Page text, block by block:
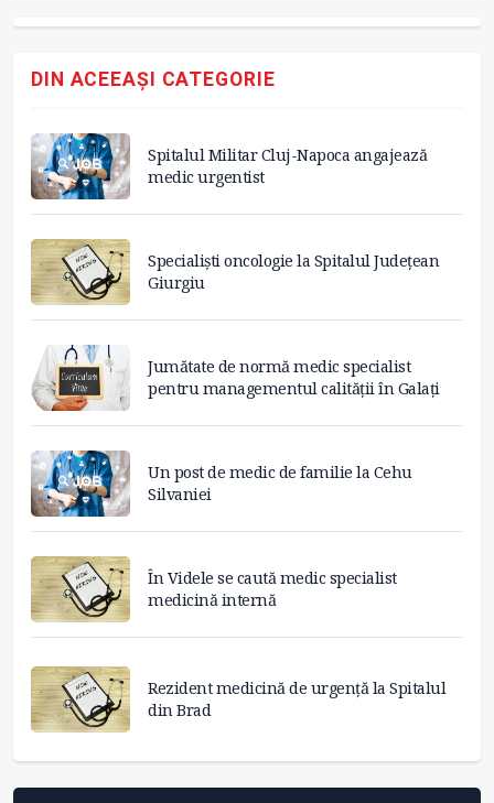
DIN ACEEAȘI CATEGORIE
Spitalul Militar Cluj-Napoca angajează
medic urgentist
Specialiști oncologie la Spitalul Județean
Giurgiu
Jumătate de normă medic specialist
pentru managementul calității în Galați
Un post de medic de familie la Cehu
Silvaniei
În Videle se caută medic specialist
medicină internă
Rezident medicină de urgență la Spitalul
din Brad